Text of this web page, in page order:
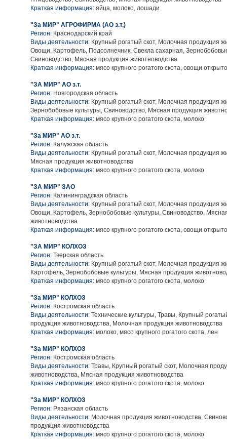
Краткая информация: яйца, молоко, лошади
"За МИР" АГРОФИРМА (АО з.т.)
Регион: Краснодарский край
Виды деятельности: Крупный рогатый скот, Молочная продукция
Овощи, Картофель, Подсолнечник, Свекла сахарная,
Свиноводство, Мясная продукция животноводства
Краткая информация: мясо крупного рогатого скота, овощи
"ЗА МИР" АО з.т.
Регион: Новгородская область
Виды деятельности: Крупный рогатый скот, Молочная продукция
Зернобобовые культуры, Свиноводство, Мясная продукция
Краткая информация: мясо крупного рогатого скота, молоко
"За МИР" АО з.т.
Регион: Калужская область
Виды деятельности: Крупный рогатый скот, Молочная продукция
Мясная продукция животноводства
Краткая информация: мясо крупного рогатого скота, молоко
"ЗА МИР" ЗАО
Регион: Калининградская область
Виды деятельности: Крупный рогатый скот, Молочная продукция
Овощи, Картофель, Зернобобовые культуры, Свиноводство,
животноводства
Краткая информация: мясо крупного рогатого скота, овощи
"ЗА МИР" КОЛХОЗ
Регион: Тверская область
Виды деятельности: Крупный рогатый скот, Молочная продукция
Картофель, Зернобобовые культуры, Мясная продукция
Краткая информация: мясо крупного рогатого скота, молоко
"За МИР" КОЛХОЗ
Регион: Костромская область
Виды деятельности: Технические культуры, Травы, Крупный
продукция животноводства, Молочная продукция животноводства
Краткая информация: молоко, мясо крупного рогатого скота, лен
"За МИР" КОЛХОЗ
Регион: Костромская область
Виды деятельности: Травы, Крупный рогатый скот, Молочная
животноводства, Мясная продукция животноводства
Краткая информация: мясо крупного рогатого скота, молоко
"За МИР" КОЛХОЗ
Регион: Рязанская область
Виды деятельности: Молочная продукция животноводства,
продукция животноводства
Краткая информация: мясо крупного рогатого скота, молоко